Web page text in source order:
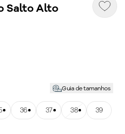
Salto Alto
Guia de tamanhos
35
Tamanho: 36
36Tamanho: 37
37Tamanho: 38
38Tamanho: 39
39